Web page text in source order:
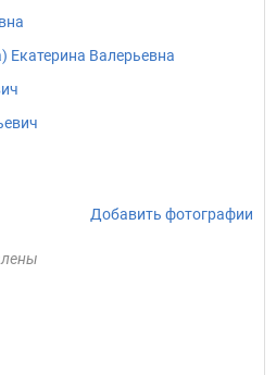
Валерьевна
Добавить фотографии